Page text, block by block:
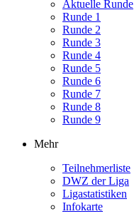
Aktuelle Runde
Runde 1
Runde 2
Runde 3
Runde 4
Runde 5
Runde 6
Runde 7
Runde 8
Runde 9
Mehr
Teilnehmerliste
DWZ der Liga
Ligastatistiken
Infokarte